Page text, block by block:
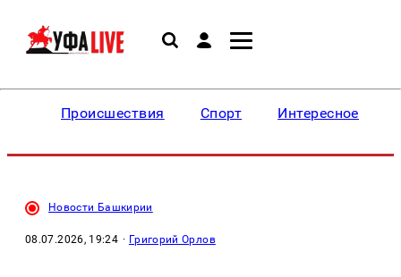
Происшествия Спорт Интересное
Новости Башкирии
08.07.2026, 19:24 · Григорий Орлов